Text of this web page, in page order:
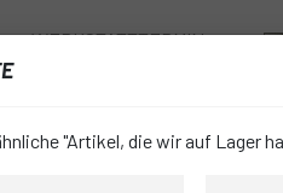
WERKSTATTTERMIN
"Artikel, die wir auf Lager